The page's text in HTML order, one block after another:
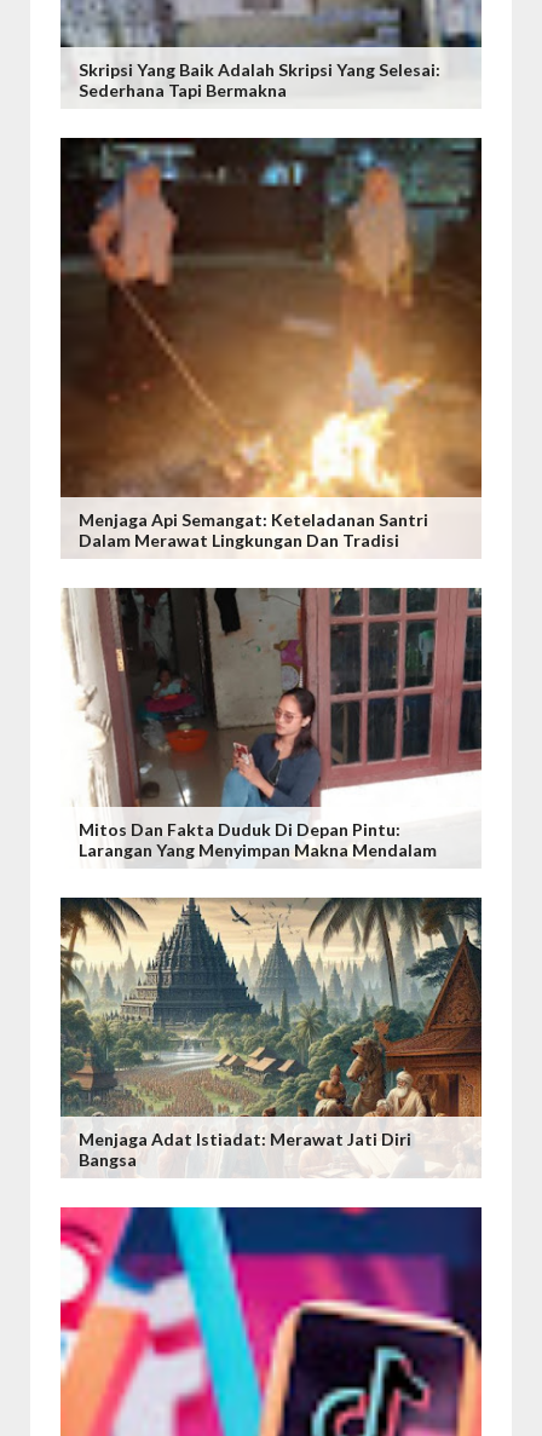
Skripsi Yang Baik Adalah Skripsi Yang Selesai:
Sederhana Tapi Bermakna
Menjaga Api Semangat: Keteladanan Santri
Dalam Merawat Lingkungan Dan Tradisi
Mitos Dan Fakta Duduk Di Depan Pintu:
Larangan Yang Menyimpan Makna Mendalam
Menjaga Adat Istiadat: Merawat Jati Diri
Bangsa